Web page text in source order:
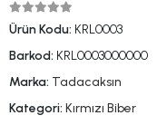
Ürün Kodu: KRL0003
Barkod: KRL0003000000
Marka: Tadacaksın
Kategori: Kırmızı Biber